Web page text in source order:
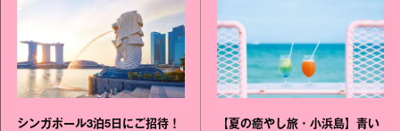
シンガポール3泊5日にご招待！
【夏の癒やし旅・小浜島】青い